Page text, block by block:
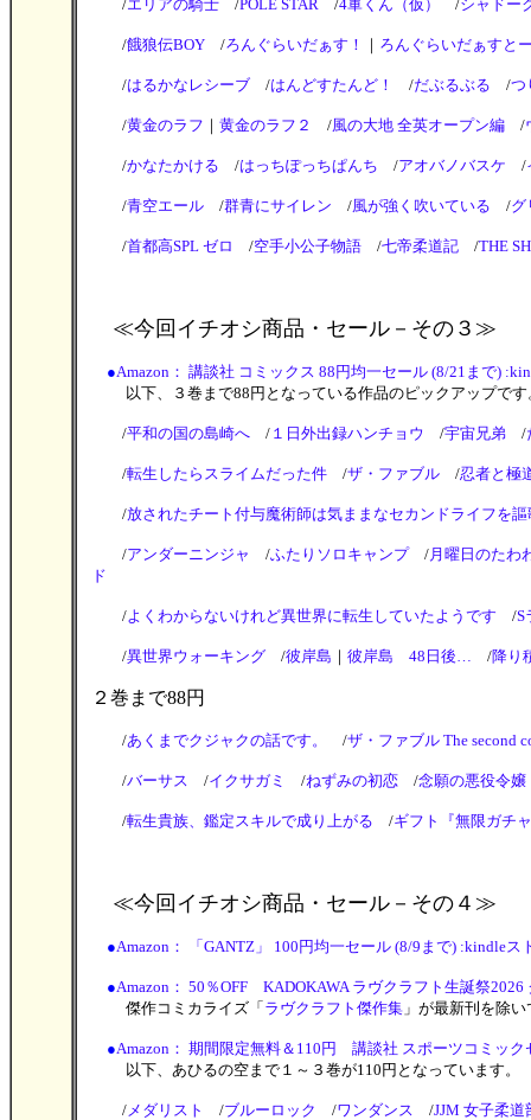
/エリアの騎士 /POLE STAR /4軍くん（仮） /シャドー
/餓狼伝BOY /ろんぐらいだぁす！ ｜ ろんぐらいだぁすと
/はるかなレシーブ /はんどすたんど！ /だぶるぶる /つ
/黄金のラフ ｜ 黄金のラフ２ /風の大地 全英オープン編 /
/かなたかける /はっちぽっちぱんち /アオバノバスケ /
/青空エール /群青にサイレン /風が強く吹いている /グ
/首都高SPL ゼロ /空手小公子物語 /七帝柔道記 /THE
≪今回イチオシ商品・セール －その３≫
●Amazon： 講談社 コミックス 88円均一セール (8/21まで)
以下、３巻まで88円となっている作品のピックアップです
/平和の国の島崎へ / １日外出録ハンチョウ /宇宙兄弟 /
/転生したらスライムだった件 /ザ・ファブル /忍者と極
/放されたチート付与魔術師は気ままなセカンドライフを
/アンダーニンジャ /ふたりソロキャンプ/月曜日のたわ
ド
/よくわからないけれど異世界に転生していたようです /S
/異世界ウォーキング /彼岸島 ｜ 彼岸島 48日後… /降り
２巻まで88円
/あくまでクジャクの話です。 /ザ・ファブル The second
/バーサス /イクサガミ /ねずみの初恋 /念願の悪役令
/転生貴族、鑑定スキルで成り上がる /ギフト『無限ガチ
≪今回イチオシ商品・セール －その４≫
●Amazon： 「GANTZ」 100円均一セール (8/9まで) :kindleス
●Amazon： 50％OFF KADOKAWA ラヴクラフト生誕祭
傑作コミカライズ「 ラヴクラフト傑作集 」が最新刊を除
●Amazon： 期間限定無料＆110円 講談社 スポーツコミック
以下、あひるの空まで１～３巻が110円となっています。
/メダリスト /ブルーロック /ワンダンス /JJM 女子柔道